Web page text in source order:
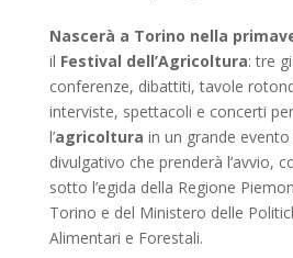
Nascerà a Torino nella
il Festival dell’Agricoltura: tre
conferenze, dibattiti, tavole
interviste, spettacoli e concerti
l’agricoltura in un grande
divulgativo che prenderà l’avvio,
sotto l’egida della Regione
Torino e del Ministero delle
Alimentari e Forestali.